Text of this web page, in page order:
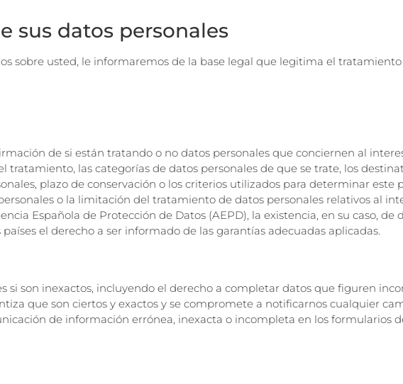
sus datos personales
sobre usted, le informaremos de la base legal que legitima el tratamiento
de si están tratando o no datos personales que conciernen al
tratamiento, las categorías de datos personales de que se trate, los
plazo de conservación o los criterios utilizados para determinar este
o la limitación del tratamiento de datos personales relativos al
Española de Protección de Datos (AEPD), la existencia, en su caso, de
el derecho a ser informado de las garantías adecuadas aplicadas.
si son inexactos, incluyendo el derecho a completar datos que figuren
que son ciertos y exactos y se compromete a notificarnos cualquier
de información errónea, inexacta o incompleta en los formularios